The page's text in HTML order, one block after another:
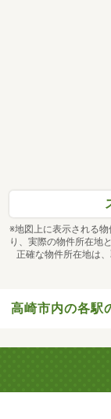
※地図上に表示される
り、実際の物件所在地
正確な物件所在地は
高崎市内の各駅